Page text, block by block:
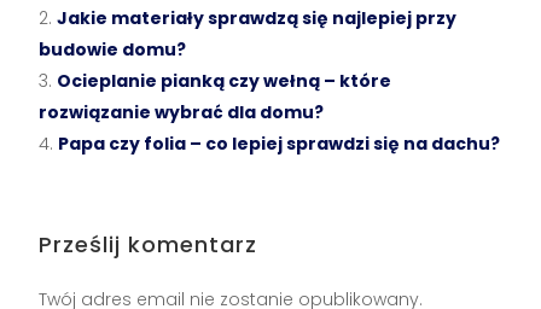
Jakie materiały sprawdzą się najlepiej przy
budowie domu?
Ocieplanie pianką czy wełną – które
rozwiązanie wybrać dla domu?
Papa czy folia – co lepiej sprawdzi się na dachu?
Prześlij komentarz
Twój adres email nie zostanie opublikowany.